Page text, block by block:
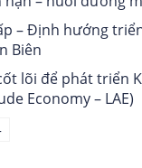
– Định hướng
Biên
lõi để phát triển
Economy – LAE)